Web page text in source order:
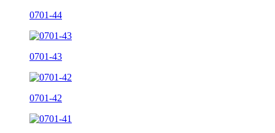
0701-44
0701-43
0701-42